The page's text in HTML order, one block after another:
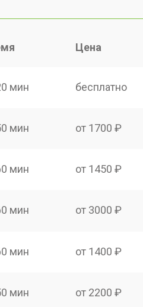
Цена
мин бесплатно
мин от 1700 ₽
мин от 1450 ₽
мин от 3000 ₽
мин от 1400 ₽
мин от 2200 ₽